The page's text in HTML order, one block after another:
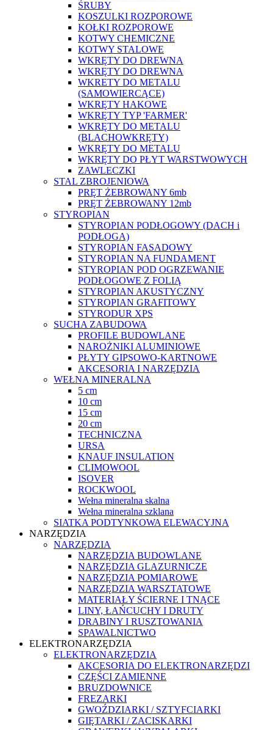
ŚRUBY
KOSZULKI ROZPOROWE
KOŁKI ROZPOROWE
KOTWY CHEMICZNE
KOTWY STALOWE
WKRĘTY DO DREWNA
WKRĘTY DO DREWNA
WKRETY DO METALU
(SAMOWIERCĄCE)
WKRĘTY HAKOWE
WKRĘTY TYP 'FARMER'
WKRĘTY DO METALU
(BLACHOWKRĘTY)
WKRĘTY DO METALU
WKRĘTY DO PŁYT WARSTWOWYCH
ZAWLECZKI
STAL ZBROJENIOWA
PRĘT ŻEBROWANY 6mb
PRĘT ŻEBROWANY 12mb
STYROPIAN
STYROPIAN PODŁOGOWY (DACH i
PODŁOGA)
STYROPIAN FASADOWY
STYROPIAN NA FUNDAMENT
STYROPIAN POD OGRZEWANIE
PODŁOGOWE Z FOLIĄ
STYROPIAN AKUSTYCZNY
STYROPIAN GRAFITOWY
STYRODUR XPS
SUCHA ZABUDOWA
PROFILE BUDOWLANE
NAROŻNIKI ALUMINIOWE
PŁYTY GIPSOWO-KARTNOWE
AKCESORIA I NARZĘDZIA
WEŁNA MINERALNA
5 cm
10 cm
15 cm
20 cm
TECHNICZNA
URSA
KNAUF INSULATION
CLIMOWOOL
ISOVER
ROCKWOOL
Wełna mineralna skalna
Wełna mineralna szklana
SIATKA PODTYNKOWA ELEWACYJNA
NARZĘDZIA
NARZĘDZIA
NARZĘDZIA BUDOWLANE
NARZĘDZIA GLAZURNICZE
NARZĘDZIA POMIAROWE
NARZĘDZIA WARSZTATOWE
MATERIAŁY ŚCIERNE I TNĄCE
LINY, ŁAŃCUCHY I DRUTY
DRABINY I RUSZTOWANIA
SPAWALNICTWO
ELEKTRONARZĘDZIA
ELEKTRONARZĘDZIA
AKCESORIA DO ELEKTRONARZĘDZI
CZĘŚCI ZAMIENNE
BRUZDOWNICE
FREZARKI
GWOŹDZIARKI / SZTYFCIARKI
GIĘTARKI / ZACISKARKI